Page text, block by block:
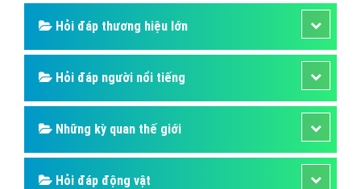
Hỏi đáp thương hiệu lớn
Hỏi đáp người nổi tiếng
Những kỳ quan thế giới
Hỏi đáp động vật